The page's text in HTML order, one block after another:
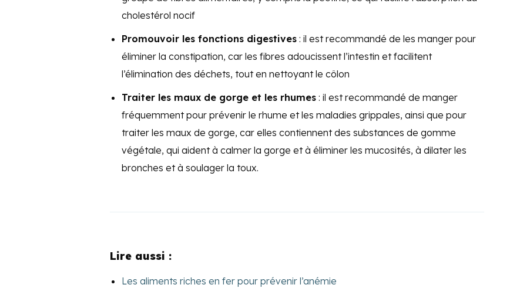
cholestérol nocif
Promouvoir les fonctions digestives : il est recommandé de les manger pour
éliminer la constipation, car les fibres adoucissent l’intestin et facilitent
l’élimination des déchets, tout en nettoyant le côlon
Traiter les maux de gorge et les rhumes : il est recommandé de manger
fréquemment pour prévenir le rhume et les maladies grippales, ainsi que pour
traiter les maux de gorge, car elles contiennent des substances de gomme
végétale, qui aident à calmer la gorge et à éliminer les mucosités, à dilater les
bronches et à soulager la toux.
Lire aussi :
Les aliments riches en fer pour prévenir l’anémie